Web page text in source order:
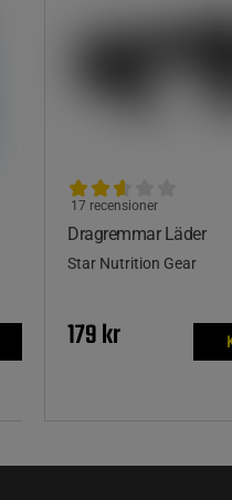
Dragremmar Läder
17 recensioner
Star Nutrition Gear
179 kr